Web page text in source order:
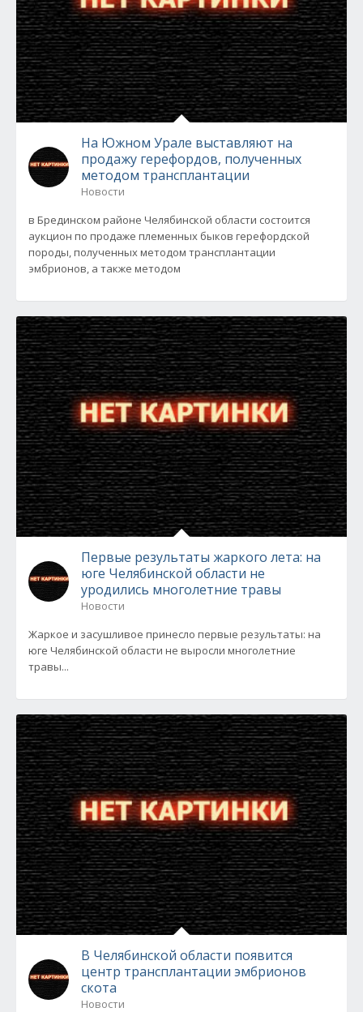
На Южном Урале выставляют на
продажу герефордов, полученных
методом трансплантации
Новости
в Брединском районе Челябинской области состоится
аукцион по продаже племенных быков герефордской
породы, полученных методом трансплантации
эмбрионов, а также методом
Первые результаты жаркого лета: на
юге Челябинской области не
уродились многолетние травы
Новости
Жаркое и засушливое принесло первые результаты: на
юге Челябинской области не выросли многолетние
травы...
В Челябинской области появится
центр трансплантации эмбрионов
скота
Новости